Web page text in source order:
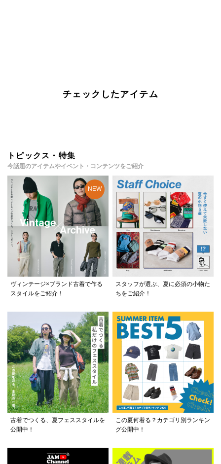
チェックしたアイテム
トピックス・特集
今話題のアイテムやイベント・コンテンツをご紹介
ヴィンテージ×ブランド古着で作る
スタイルをご紹介！
スタッフが選ぶ、夏に必須の小物た
ちをご紹介！
古着でつくる、夏フェススタイルを
公開中！
この夏何着る？カテゴリ別ランキン
グ公開中！